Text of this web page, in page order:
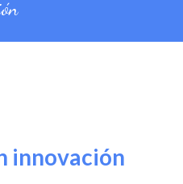
innovación